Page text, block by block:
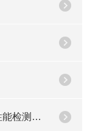
电线电缆行业电性能检测设备